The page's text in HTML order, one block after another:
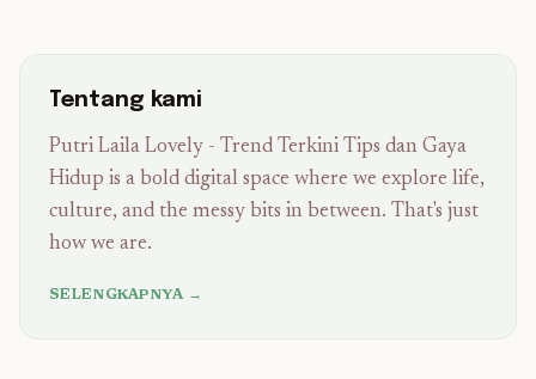
Tentang kami
Putri Laila Lovely - Trend Terkini Tips dan Gaya
Hidup is a bold digital space where we explore life,
culture, and the messy bits in between. That's just
how we are.
SELENGKAPNYA →